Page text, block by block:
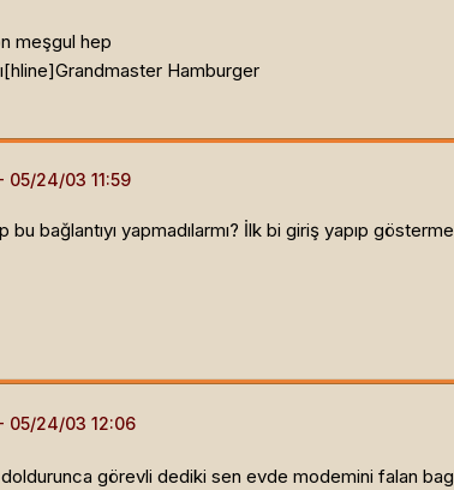
meşgul hep
Grandmaster Hamburger
bağlantıyı yapmadılarmı? İlk bi giriş yapıp
görevli dediki sen evde modemini falan